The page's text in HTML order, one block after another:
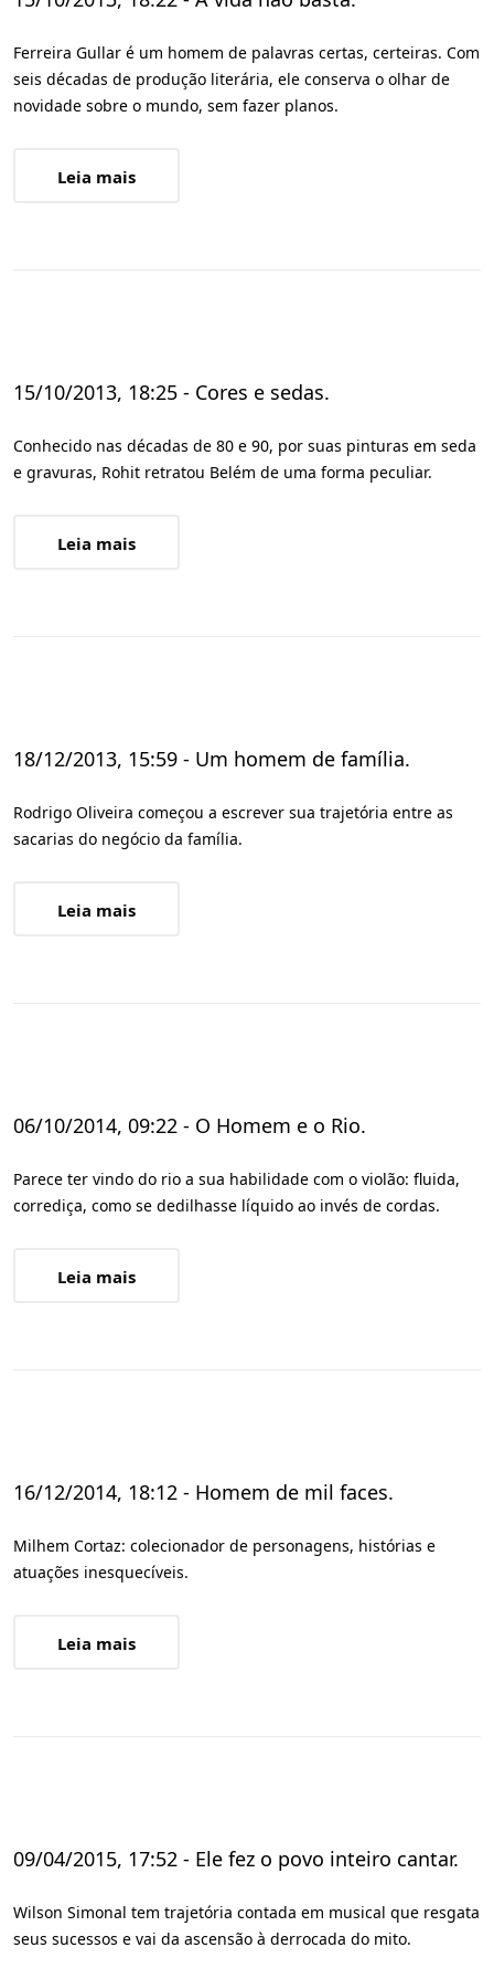
Ferreira Gullar é um homem de palavras certas, certeiras. Com
seis décadas de produção literária, ele conserva o olhar de
novidade sobre o mundo, sem fazer planos.
Leia mais
15/10/2013, 18:25 - Cores e sedas.
Conhecido nas décadas de 80 e 90, por suas pinturas em seda
e gravuras, Rohit retratou Belém de uma forma peculiar.
Leia mais
18/12/2013, 15:59 - Um homem de família.
Rodrigo Oliveira começou a escrever sua trajetória entre as
sacarias do negócio da família.
Leia mais
06/10/2014, 09:22 - O Homem e o Rio.
Parece ter vindo do rio a sua habilidade com o violão: fluida,
corrediça, como se dedilhasse líquido ao invés de cordas.
Leia mais
16/12/2014, 18:12 - Homem de mil faces.
Milhem Cortaz: colecionador de personagens, histórias e
atuações inesquecíveis.
Leia mais
09/04/2015, 17:52 - Ele fez o povo inteiro cantar.
Wilson Simonal tem trajetória contada em musical que resgata
seus sucessos e vai da ascensão à derrocada do mito.